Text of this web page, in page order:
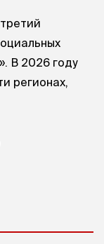
». В 2026 году
регионах,